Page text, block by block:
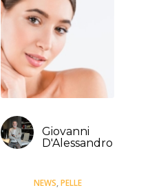
Giovanni
D'Alessandro
NEWS PELLE